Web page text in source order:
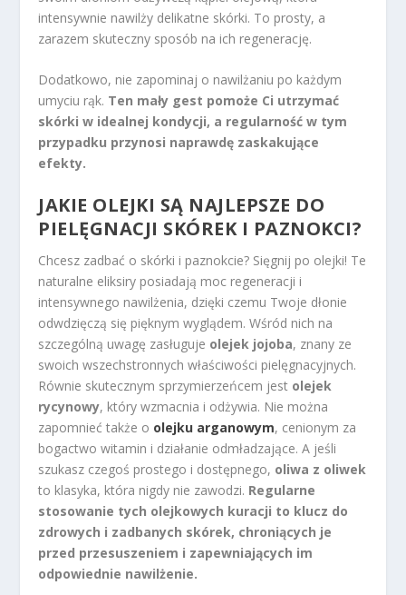
intensywnie nawilży delikatne skórki. To prosty, a
zarazem skuteczny sposób na ich regenerację.
Dodatkowo, nie zapominaj o nawilżaniu po każdym
umyciu rąk. Ten mały gest pomoże Ci utrzymać
skórki w idealnej kondycji, a regularność w tym
przypadku przynosi naprawdę zaskakujące
efekty.
JAKIE OLEJKI SĄ NAJLEPSZE DO
PIELĘGNACJI SKÓREK I PAZNOKCI?
Chcesz zadbać o skórki i paznokcie? Sięgnij po olejki! Te
naturalne eliksiry posiadają moc regeneracji i
intensywnego nawilżenia, dzięki czemu Twoje dłonie
odwdzięczą się pięknym wyglądem. Wśród nich na
szczególną uwagę zasługuje olejek jojoba, znany ze
swoich wszechstronnych właściwości pielęgnacyjnych.
Równie skutecznym sprzymierzeńcem jest olejek
rycynowy, który wzmacnia i odżywia. Nie można
zapomnieć także o olejku arganowym, cenionym za
bogactwo witamin i działanie odmładzające. A jeśli
szukasz czegoś prostego i dostępnego, oliwa z oliwek
to klasyka, która nigdy nie zawodzi. Regularne
stosowanie tych olejkowych kuracji to klucz do
zdrowych i zadbanych skórek, chroniących je
przed przesuszeniem i zapewniających im
odpowiednie nawilżenie.